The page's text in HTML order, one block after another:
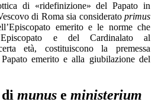
di «ridefinizione» del Papato in
di Roma sia considerato primus
emerito e le norme che
e del Cardinalato al
età, costituiscono la premessa
emerito e alla giubilazione del
munus e ministerium